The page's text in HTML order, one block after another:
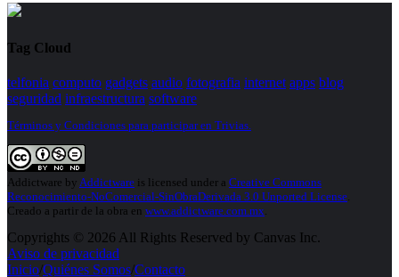
Tag Cloud
telfonia computo gadgets audio fotografia internet apps blog
seguridad infraestructura software
Términos y Condiciones para participar en Trivias.
Addictware by Addictware is licensed under a Creative Commons
Reconocimiento-NoComercial-SinObraDerivada 3.0 Unported License
Creado a partir de la obra en www.addictware.com.mx
Copyrights © 2026 All Rights Reserved by Canvas Inc.
Aviso de privacidad
Inicio/Quiénes Somos/Contacto